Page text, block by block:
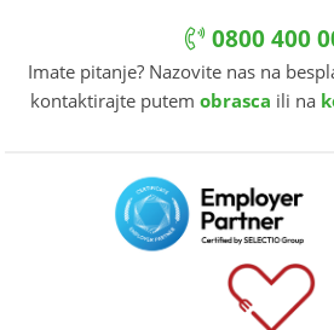
0800 400
Imate pitanje? Nazovite nas na
kontaktirajte putem obrasca ili na